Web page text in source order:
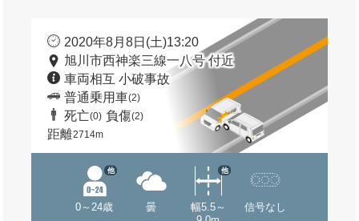
2020年8月8日(土)13:20
旭川市西神楽三線一八号 付近
車両相互 小破事故
普通乗用車(2)
死亡(0) 負傷(2)
距離2714m
0～24歳
他
曇
幅5.5～
他
信号なし